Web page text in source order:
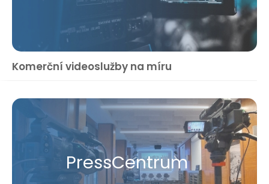
Komerční videoslužby na míru
Press​Centrum